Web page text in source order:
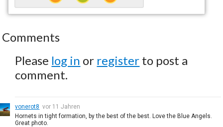
Comments
Please log in or register to post a
comment.
vonerot8 vor 11 Jahren
Hornets in tight formation, by the best of the best. Love the Blue Angels.
Great photo.